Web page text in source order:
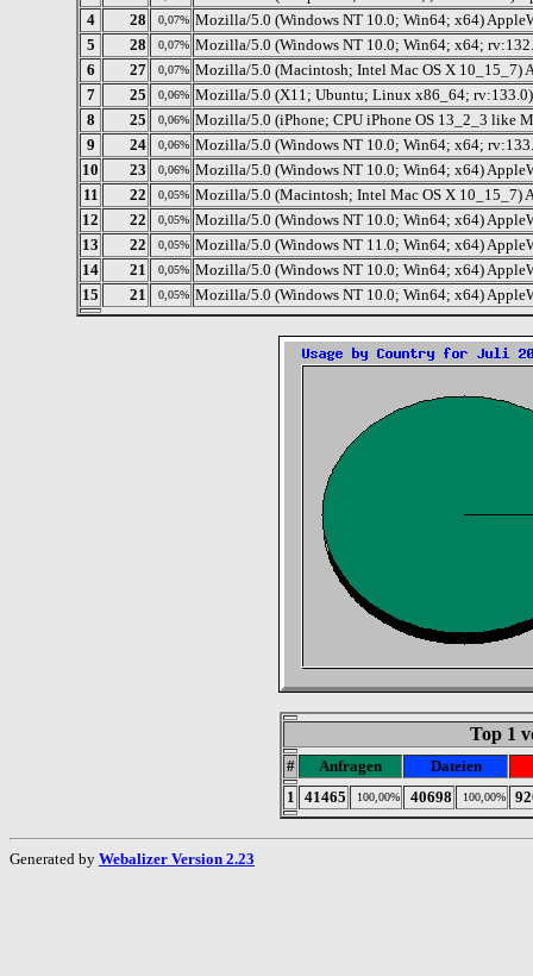
4
28 0,07% Mozilla/5.0 (Windows NT 10.0; Win64; x64)
5
28 0,07% Mozilla/5.0 (Windows NT 10.0; Win64; x64;
6
27 0,07% Mozilla/5.0 (Macintosh; Intel Mac OS X 10_15_7)
7
25 0,06% Mozilla/5.0 (X11; Ubuntu; Linux x86_64;
8
25 0,06% Mozilla/5.0 (iPhone; CPU iPhone OS 13_2_3 like
9
24 0,06% Mozilla/5.0 (Windows NT 10.0; Win64; x64;
10
23 0,06% Mozilla/5.0 (Windows NT 10.0; Win64; x64)
11
22 0,05% Mozilla/5.0 (Macintosh; Intel Mac OS X 10_15_7)
12
22 0,05% Mozilla/5.0 (Windows NT 10.0; Win64; x64)
13
22 0,05% Mozilla/5.0 (Windows NT 11.0; Win64; x64)
14
21 0,05% Mozilla/5.0 (Windows NT 10.0; Win64; x64)
15
21 0,05% Mozilla/5.0 (Windows NT 10.0; Win64; x64)
Top 1
# Anfragen
Dateien
1
41465 100,00% 40698 100,00%
Generated by Webalizer Version 2.23